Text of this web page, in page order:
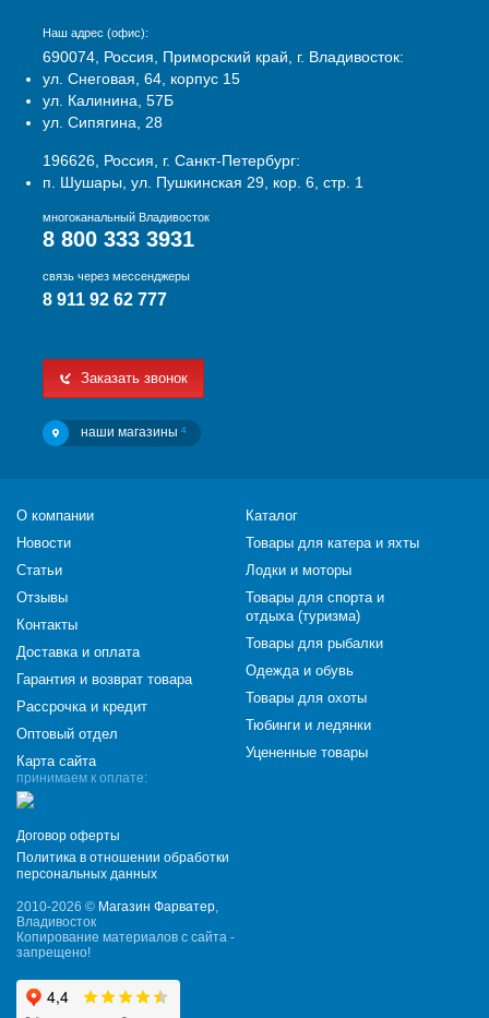
Наш адрес (офис):
690074, Россия, Приморский край, г. Владивосток:
ул. Снеговая, 64, корпус 15
ул. Калинина, 57Б
ул. Сипягина, 28
196626, Россия, г. Санкт-Петербург:
п. Шушары, ул. Пушкинская 29, кор. 6, стр. 1
многоканальный Владивосток
8 800 333 3931
связь через мессенджеры
8 911 92 62 777
Заказать звонок
наши магазины 4
принимаем к оплате:
Договор оферты
Политика в отношении обработки
персональных данных
2010-2026 © Магазин Фарватер,
Владивосток
Копирование материалов с сайта -
запрещено!
О компании
Новости
Статьи
Отзывы
Контакты
Доставка и оплата
Гарантия и возврат товара
Рассрочка и кредит
Оптовый отдел
Карта сайта
Каталог
Товары для катера и яхты
Лодки и моторы
Товары для спорта и
отдыха (туризма)
Товары для рыбалки
Одежда и обувь
Товары для охоты
Тюбинги и ледянки
Уцененные товары